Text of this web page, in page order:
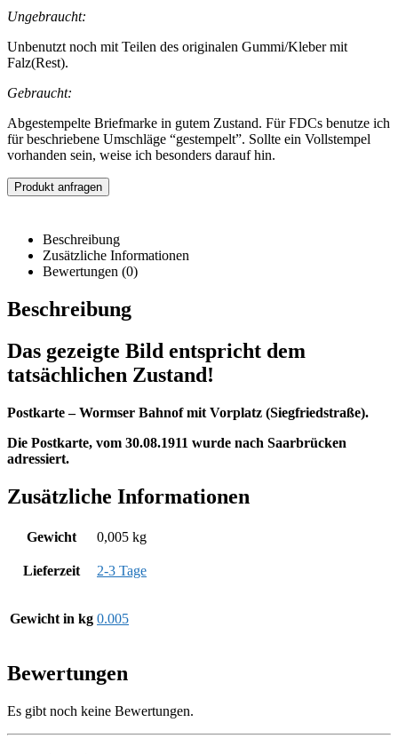
Ungebraucht:
Unbenutzt noch mit Teilen des originalen Gummi/Kleber mit
Falz(Rest).
Gebraucht:
Abgestempelte Briefmarke in gutem Zustand. Für FDCs benutze ich
für beschriebene Umschläge “gestempelt”. Sollte ein Vollstempel
vorhanden sein, weise ich besonders darauf hin.
Produkt anfragen
Beschreibung
Zusätzliche Informationen
Bewertungen (0)
Beschreibung
Das gezeigte Bild entspricht dem
tatsächlichen Zustand!
Postkarte – Wormser Bahnof mit Vorplatz (Siegfriedstraße).
Die Postkarte, vom 30.08.1911 wurde nach Saarbrücken
adressiert.
Zusätzliche Informationen
Gewicht 0,005 kg
Lieferzeit 2-3 Tage
Gewicht in kg 0.005
Bewertungen
Es gibt noch keine Bewertungen.